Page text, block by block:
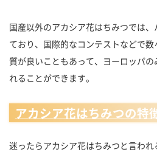
国産以外のアカシア花はちみつでは
ており、国際的なコンテストなどで数
質が良いこともあって、ヨーロッパ
れることができます。
アカシア花はちみつの特
迷ったらアカシア花はちみつと言わ